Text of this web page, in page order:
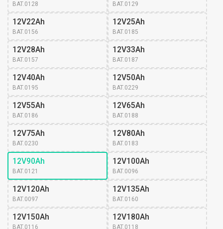
BAT.0128 BAT.0129
12V22Ah
BAT.0156
12V25Ah
BAT.0185
12V28Ah
BAT.0157
12V33Ah
BAT.0187
12V40Ah
BAT.0195
12V50Ah
BAT.0229
12V55Ah
BAT.0186
12V65Ah
BAT.0188
12V75Ah
BAT.0230
12V80Ah
BAT.0183
12V90Ah
BAT.0121
12V100Ah
BAT.0096
12V120Ah
BAT.0097
12V135Ah
BAT.0160
12V150Ah
BAT.0116
12V180Ah
BAT.0118